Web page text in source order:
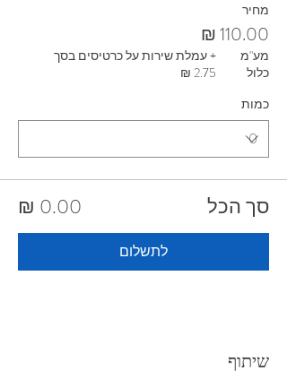
מחיר
מע"מ
כלול
+ עמלת שירות על כרטיסים בסך
כמות
סך הכל
לתשלום
שיתוף